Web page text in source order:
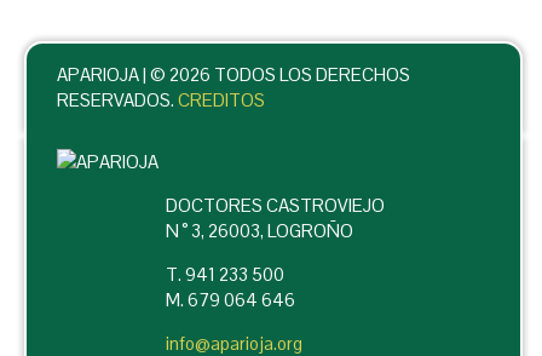
APARIOJA | © 2026 TODOS LOS DERECHOS
RESERVADOS. CREDITOS
DOCTORES CASTROVIEJO
N ° 3, 26003, LOGROÑO
T. 941 233 500
M. 679 064 646
info@aparioja.org